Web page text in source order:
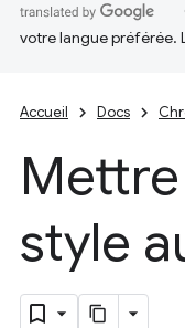
votre langue préférée.
Accueil Docs
style